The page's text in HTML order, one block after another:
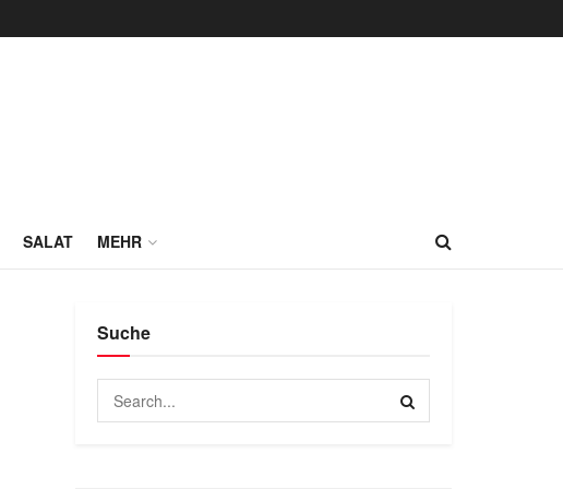
SALAT MEHR
Suche